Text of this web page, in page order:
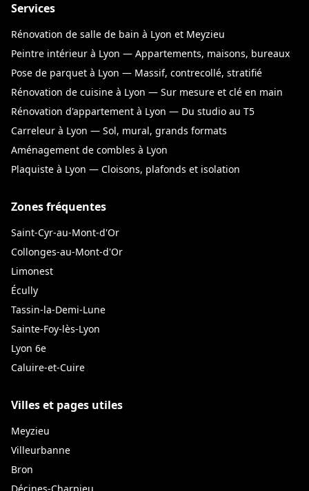
Services
Rénovation de salle de bain à Lyon et Meyzieu
Peintre intérieur à Lyon — Appartements, maisons, bureaux
Pose de parquet à Lyon — Massif, contrecollé, stratifié
Rénovation de cuisine à Lyon — Sur mesure et clé en main
Rénovation d'appartement à Lyon — Du studio au T5
Carreleur à Lyon — Sol, mural, grands formats
Aménagement de combles à Lyon
Plaquiste à Lyon — Cloisons, plafonds et isolation
Zones fréquentes
Saint-Cyr-au-Mont-d'Or
Collonges-au-Mont-d'Or
Limonest
Écully
Tassin-la-Demi-Lune
Sainte-Foy-lès-Lyon
Lyon 6e
Caluire-et-Cuire
Villes et pages utiles
Meyzieu
Villeurbanne
Bron